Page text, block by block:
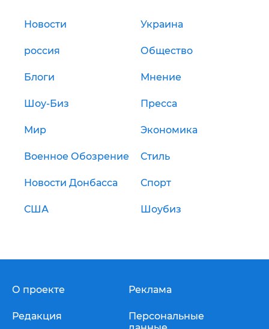
Новости Украина
россия Общество
Блоги Мнение
Шоу-Биз Пресса
Мир Экономика
Военное Обозрение Стиль
Новости Донбасса Спорт
США Шоубиз
О проекте
Редакция
Реклама
Персональные